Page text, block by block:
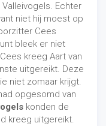
Echter
niet hij moest op
Cees
bleek er niet
kreeg Aart van
uitgereikt. Deze
niet zomaar krijgt.
opgesomd van
konden de
kreeg uitgereikt.